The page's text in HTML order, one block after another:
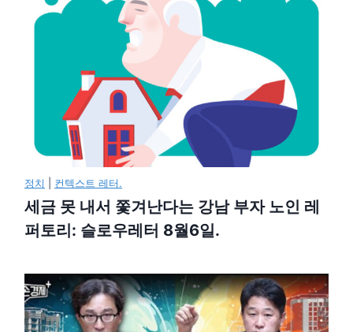
정치 컨텍스트 레터.
세금 못 내서 쫓겨난다는 강남 부자 노인 레
퍼토리: 슬로우레터 8월6일.